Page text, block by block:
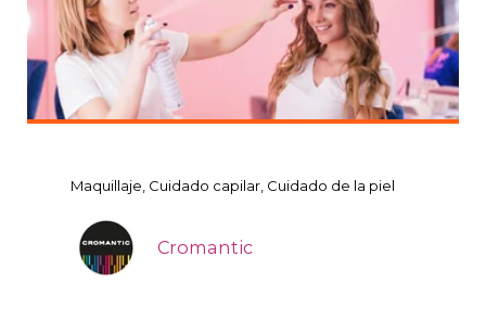
Maquillaje Cuidado capilar Cuidado de la piel
Cromantic